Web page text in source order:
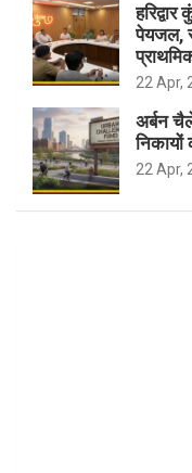
पेयजल,
22 Apr,
अर्बन
निकायों
22 Apr,